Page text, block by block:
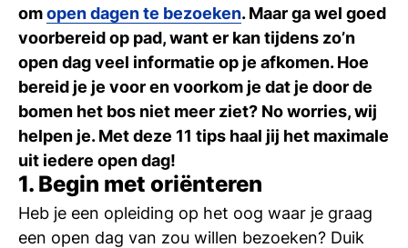
omopen dagen te bezoeken. Maar ga wel goed
voorbereid op pad, want er kan tijdens zo’n
open dag veel informatie op je afkomen. Hoe
bereid je je voor en voorkom je dat je door de
bomen het bos niet meer ziet? No worries, wij
helpen je. Met deze 11 tips haal jij het maximale
uit iedere open dag!
1. Begin met oriënteren
Heb je een opleiding op het oog waar je graag
een open dag van zou willen bezoeken? Duik